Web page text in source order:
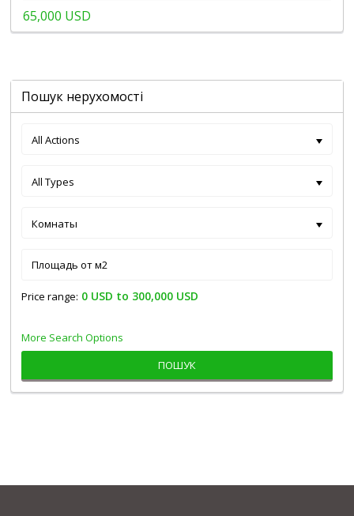
65,000 USD
Пошук нерухомості
All Actions
All Types
Комнаты
Price range: 0 USD to 300,000 USD
More Search Options
ПОШУК